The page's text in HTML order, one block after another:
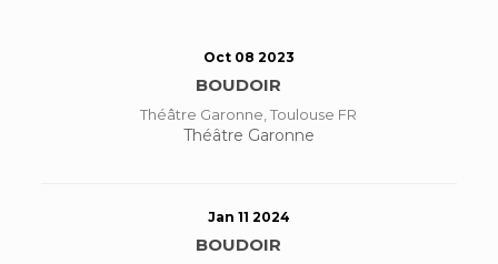
Oct 08 2023
BOUDOIR
Théâtre Garonne, Toulouse FR
Théâtre Garonne
Jan 11 2024
BOUDOIR